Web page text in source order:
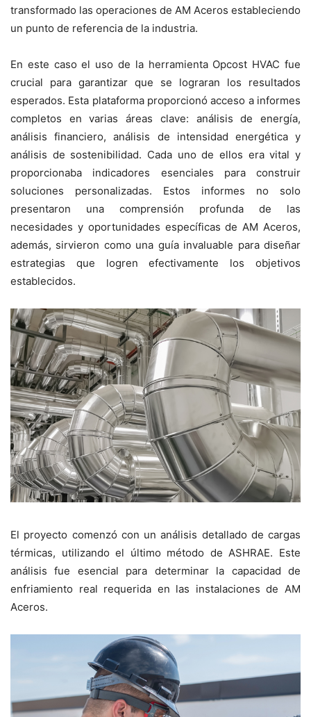
transformado las operaciones de AM Aceros estableciendo
un punto de referencia de la industria.
En este caso el uso de la herramienta Opcost HVAC fue
crucial para garantizar que se lograran los resultados
esperados. Esta plataforma proporcionó acceso a informes
completos en varias áreas clave: análisis de energía,
análisis financiero, análisis de intensidad energética y
análisis de sostenibilidad. Cada uno de ellos era vital y
proporcionaba indicadores esenciales para construir
soluciones personalizadas. Estos informes no solo
presentaron una comprensión profunda de las
necesidades y oportunidades específicas de AM Aceros,
además, sirvieron como una guía invaluable para diseñar
estrategias que logren efectivamente los objetivos
establecidos.
El proyecto comenzó con un análisis detallado de cargas
térmicas, utilizando el último método de ASHRAE. Este
análisis fue esencial para determinar la capacidad de
enfriamiento real requerida en las instalaciones de AM
Aceros.